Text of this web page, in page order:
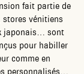
fait partie de
stores vénitiens
japonais… sont
pour habiller
comme en